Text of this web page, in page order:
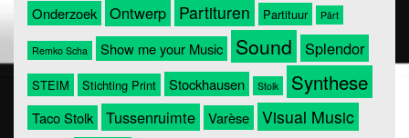
Onderzoek Ontwerp Partituren Partituur Pärt
Remko Scha Show me your Music Sound Splendor
STEIM Stichting Print Stockhausen Stolk Synthese
Taco Stolk Tussenruimte Varèse Visual Music